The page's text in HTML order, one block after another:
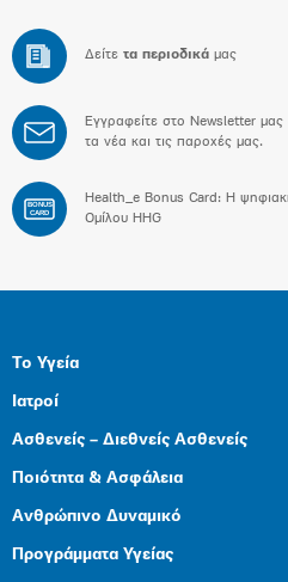
Δείτε τα περιοδικά μας
Εγγραφείτε στο Newsletter μας
τα νέα και τις παροχές μας.
BONUS
CARD
Health_e Bonus Card: H
Ομίλου HHG
Το Υγεία
Ιατροί
Ασθενείς – Διεθνείς Ασθενείς
Ποιότητα & Ασφάλεια
Ανθρώπινο Δυναμικό
Προγράμματα Υγείας